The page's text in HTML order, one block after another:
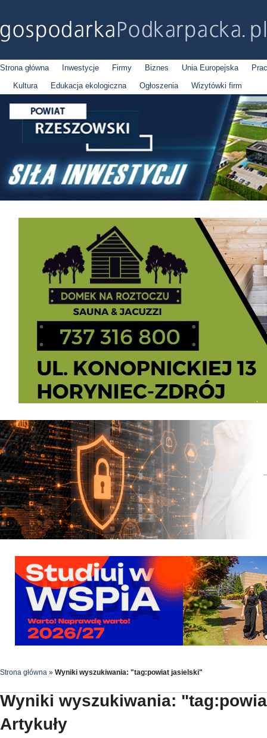
Strona główna Inwestycje Firmy Biznes Unia Europejska
Kultura
Edukacja ekologiczna Ogłoszenia Wizytówki firm
Strona główna » Wyniki wyszukiwania: "tag:powiat jasielski"
Wyniki wyszukiwania:
Artykuły